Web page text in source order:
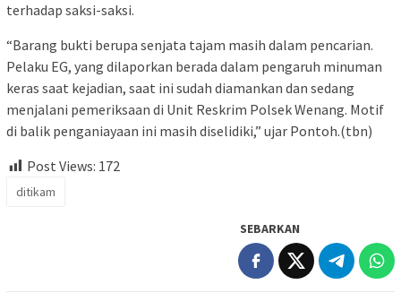
terhadap saksi-saksi.
“Barang bukti berupa senjata tajam masih dalam pencarian.
Pelaku EG, yang dilaporkan berada dalam pengaruh minuman
keras saat kejadian, saat ini sudah diamankan dan sedang
menjalani pemeriksaan di Unit Reskrim Polsek Wenang. Motif
di balik penganiayaan ini masih diselidiki,” ujar Pontoh.(tbn)
Post Views: 172
ditikam
SEBARKAN